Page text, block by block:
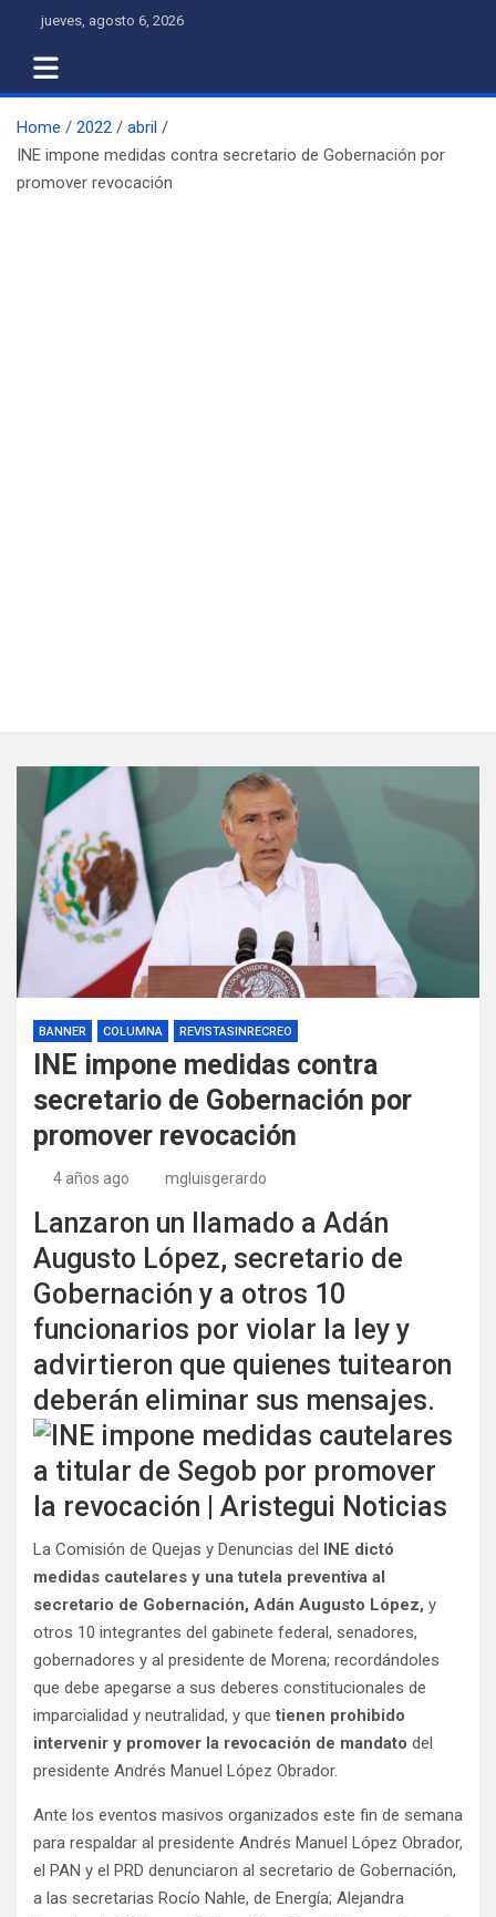
content
jueves, agosto 6, 2026
Home 2022
abril
INE impone medidas contra secretario de Gobernación por
promover revocación
BANNER COLUMNA REVISTASINRECREO
INE impone medidas contra
secretario de Gobernación por
promover revocación
4 años ago mgluisgerardo
Lanzaron un llamado a Adán
Augusto López, secretario de
Gobernación y a otros 10
funcionarios por violar la ley y
advirtieron que quienes tuitearon
deberán eliminar sus mensajes.
La Comisión de Quejas y Denuncias del INE dictó
medidas cautelares y una tutela preventiva al
secretario de Gobernación, Adán Augusto López, y
otros 10 integrantes del gabinete federal, senadores,
gobernadores y al presidente de Morena; recordándoles
que debe apegarse a sus deberes constitucionales de
imparcialidad y neutralidad, y quetienen prohibido
intervenir y promover la revocación de mandato del
presidente Andrés Manuel López Obrador.
Ante los eventos masivos organizados este fin de semana
para respaldar al presidente Andrés Manuel López Obrador,
el PAN y el PRD denunciaron al secretario de Gobernación,
a las secretarias Rocío Nahle, de Energía; Alejandra